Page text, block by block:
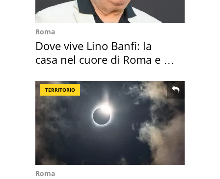
Roma
Dove vive Lino Banfi: la
casa nel cuore di Roma e i
TERRITORIO
Roma